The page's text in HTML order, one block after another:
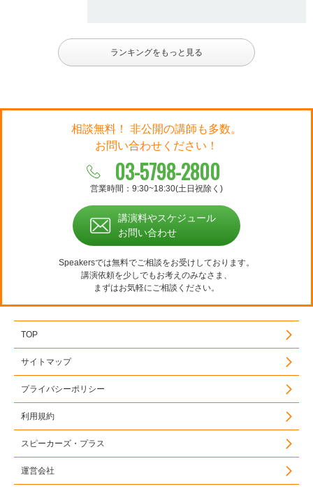
ランキングをもっと見る
相談無料！ 非公開の講師も多数。
お問い合わせください！
03-5798-2800
営業時間：9:30~18:30(土日祝除く)
講演料やスケジュール
お問い合わせ
Speakersでは無料でご相談をお受けしております。
講演依頼を少しでもお考えのみなさま、
まずはお気軽にご相談ください。
TOP
サイトマップ
プライバシーポリシー
利用規約
スピーカーズ・プラス
運営会社